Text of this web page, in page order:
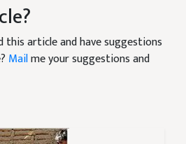
this article and have suggestions
Mailme your suggestions and